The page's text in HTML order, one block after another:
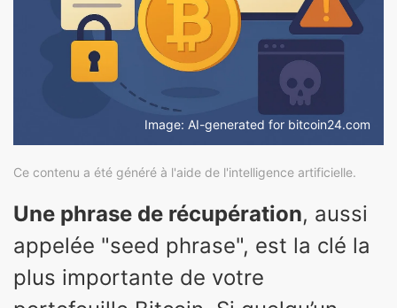
Image: AI-generated for bitcoin24.com
Ce contenu a été généré à l'aide de l'intelligence artificielle.
Une phrase de récupération, aussi
appelée "seed phrase", est la clé la
plus importante de votre